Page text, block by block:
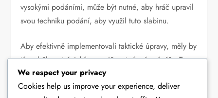
vysokými podáními, může být nutné, aby hráč upravil
svou techniku podání, aby využil tuto slabinu.
Aby efektivně implementovali taktické úpravy, měly by
týmy během tréninků procvičovat různé scénáře. To
připravuje hráče na rychlé přizpůsobení během
zápasů, což zajišťuje, že mohou vykonávat herní plán
We respect your privacy
Cookies help us improve your experience, deliver